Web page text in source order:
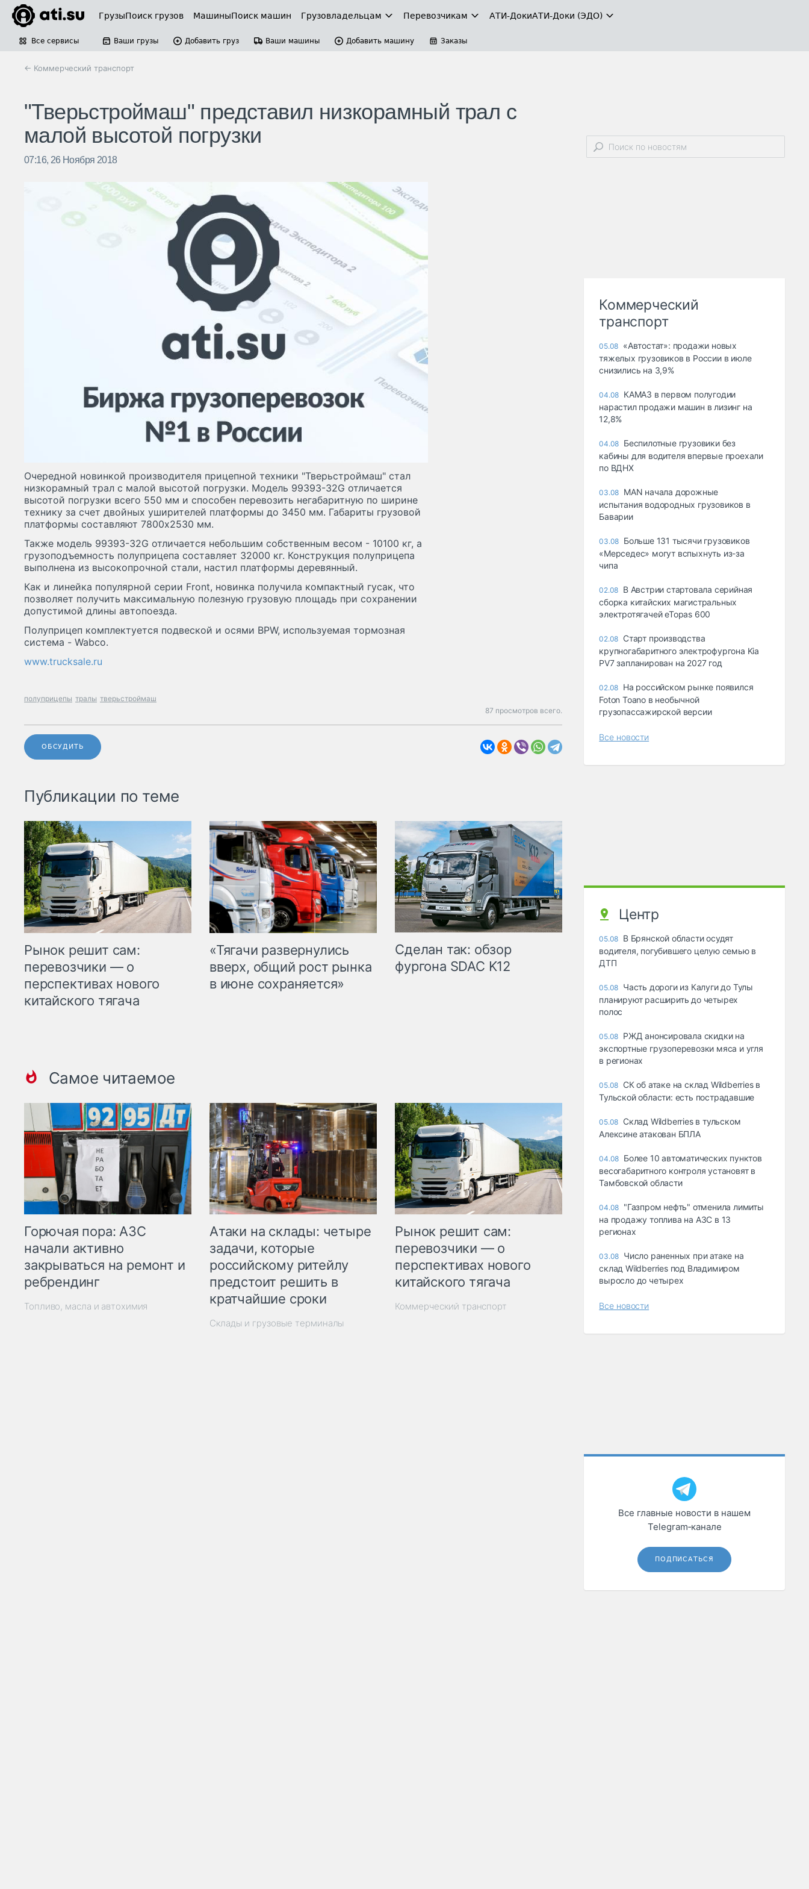
ГрузыПоиск грузов МашиныПоиск машин Грузовладельцам Перевозчикам АТИ-ДокиАТИ-Доки (ЭДО)
Все сервисы Ваши грузы Добавить груз Ваши машины Добавить машину Заказы
← Коммерческий транспорт
"Тверьстроймаш" представил низкорамный трал с
малой высотой погрузки
07:16, 26 Ноября 2018
Очередной новинкой производителя прицепной техники "Тверьстроймаш" стал
низкорамный трал с малой высотой погрузки. Модель 99393-32G отличается
высотой погрузки всего 550 мм и способен перевозить негабаритную по ширине
технику за счет двойных уширителей платформы до 3450 мм. Габариты грузовой
платформы составляют 7800х2530 мм.
Также модель 99393-32G отличается небольшим собственным весом - 10100 кг, а
грузоподъемность полуприцепа составляет 32000 кг. Конструкция полуприцепа
выполнена из высокопрочной стали, настил платформы деревянный.
Как и линейка популярной серии Front, новинка получила компактный гусак, что
позволяет получить максимальную полезную грузовую площадь при сохранении
допустимой длины автопоезда.
Полуприцеп комплектуется подвеской и осями BPW, используемая тормозная
система - Wabco.
www.trucksale.ru
полуприцепы тралы тверьстроймаш
87 просмотров всего.
ОБСУДИТЬ
Публикации по теме
Рынок решит сам:
перевозчики — о
перспективах нового
китайского тягача
«Тягачи развернулись
вверх, общий рост рынка
в июне сохраняется»
Сделан так: обзор
фургона SDAC K12
Самое читаемое
Горючая пора: АЗС
начали активно
закрываться на ремонт и
ребрендинг
Топливо, масла и автохимия
Атаки на склады: четыре
задачи, которые
российскому ритейлу
предстоит решить в
кратчайшие сроки
Склады и грузовые терминалы
Рынок решит сам:
перевозчики — о
перспективах нового
китайского тягача
Коммерческий транспорт
Коммерческий
транспорт
05.08 «Автостат»: продажи новых
тяжелых грузовиков в России в июле
снизились на 3,9%
04.08 КАМАЗ в первом полугодии
нарастил продажи машин в лизинг на
12,8%
04.08 Беспилотные грузовики без
кабины для водителя впервые проехали
по ВДНХ
03.08 MAN начала дорожные
испытания водородных грузовиков в
Баварии
03.08 Больше 131 тысячи грузовиков
«Мерседес» могут вспыхнуть из-за
чипа
02.08 В Австрии стартовала серийная
сборка китайских магистральных
электротягачей eTopas 600
02.08 Старт производства
крупногабаритного электрофургона Kia
PV7 запланирован на 2027 год
02.08 На российском рынке появился
Foton Toano в необычной
грузопассажирской версии
Все новости
Центр
05.08 В Брянской области осудят
водителя, погубившего целую семью в
ДТП
05.08 Часть дороги из Калуги до Тулы
планируют расширить до четырех
полос
05.08 РЖД анонсировала скидки на
экспортные грузоперевозки мяса и угля
в регионах
05.08 СК об атаке на склад Wildberries в
Тульской области: есть пострадавшие
05.08 Склад Wildberries в тульском
Алексине атакован БПЛА
04.08 Более 10 автоматических пунктов
весогабаритного контроля установят в
Тамбовской области
04.08 "Газпром нефть" отменила лимиты
на продажу топлива на АЗС в 13
регионах
03.08 Число раненных при атаке на
склад Wildberries под Владимиром
выросло до четырех
Все новости
Все главные новости в нашем
Telegram‑канале
ПОДПИСАТЬСЯ